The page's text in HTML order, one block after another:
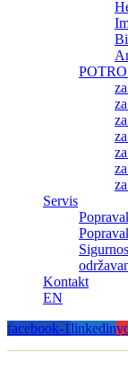
Servis
Kontakt
EN
facebook-1linkedin